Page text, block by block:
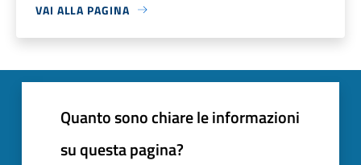
VAI ALLA PAGINA
Quanto sono chiare le informazioni
su questa pagina?